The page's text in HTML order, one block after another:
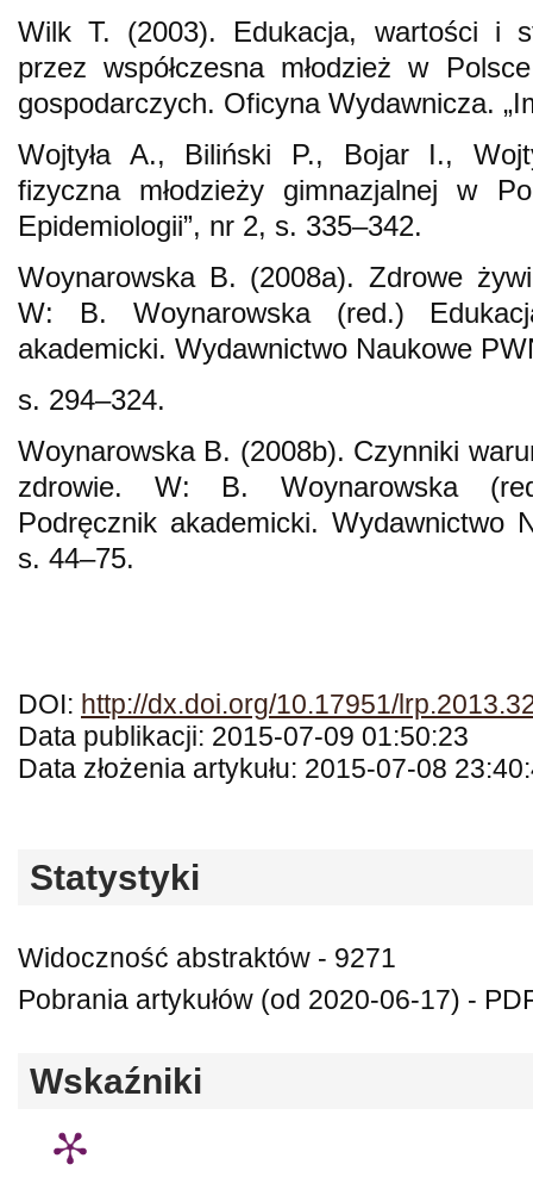
Wilk T. (2003). Edukacja, wartości i
przez współczesna młodzież w
gospodarczych. Oficyna Wydawnicza.
Wojtyła A., Biliński P., Bojar I.,
fizyczna młodzieży gimnazjalnej w
Epidemiologii”, nr 2, s. 335–342.
Woynarowska B. (2008a). Zdrowe
W: B. Woynarowska (red.)
akademicki. Wydawnictwo Naukowe
s. 294–324.
Woynarowska B. (2008b). Czynniki
zdrowie. W: B. Woynarowska
Podręcznik akademicki. Wydawnictwo
s. 44–75.
DOI: http://dx.doi.org/10.17951/
Data publikacji: 2015-07-09 01:50:23
Data złożenia artykułu: 2015-07-08
Statystyki
Widoczność abstraktów - 9271
Pobrania artykułów (od 2020-06-17) -
Wskaźniki